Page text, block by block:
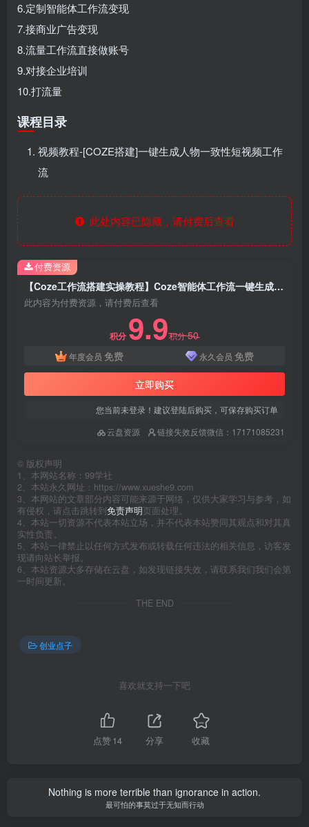
6.定制智能体工作流变现
7.接商业广告变现
8.流量工作流直接做账号
9.对接企业培训
10.打流量
课程目录
视频教程-[COZE搭建]一键生成人物一致性短视频工作
流
此处内容已隐藏，请付费后查看
【Coze工作流搭建实操教程】Coze智能体工作流一键生成“人物一致性“短视频，全流程保姆级教学—AI视频制作教程_AI创作_AI短片_AI脚本_AI绘画_AIGC人工智能！
此内容为付费资源，请付费后查看
积分 9.9积分50
年度会员 免费 永久会员 免费
立即购买
您当前未登录！建议登陆后购买，可保存购买订单
云盘资源
链接失效反馈微信：17171085231
付费资源
© 版权声明
1、本网站名称：99学社
2、本站永久网址：https://www.xueshe9.com
3、本网站的文章部分内容可能来源于网络，仅供大家学习与参考，如
有侵权，请点击跳转到免责声明页面处理。
4、本站一切资源不代表本站立场，并不代表本站赞同其观点和对其真
实性负责。
5、本站一律禁止以任何方式发布或转载任何违法的相关信息，访客发
现请向站长举报。
6、本站资源大多存储在云盘，如发现链接失效，请联系我们我们会第
一时间更新。
THE END
创业点子
喜欢就支持一下吧
点赞14 分享 收藏
Nothing is more terrible than ignorance in action.
最可怕的事莫过于无知而行动